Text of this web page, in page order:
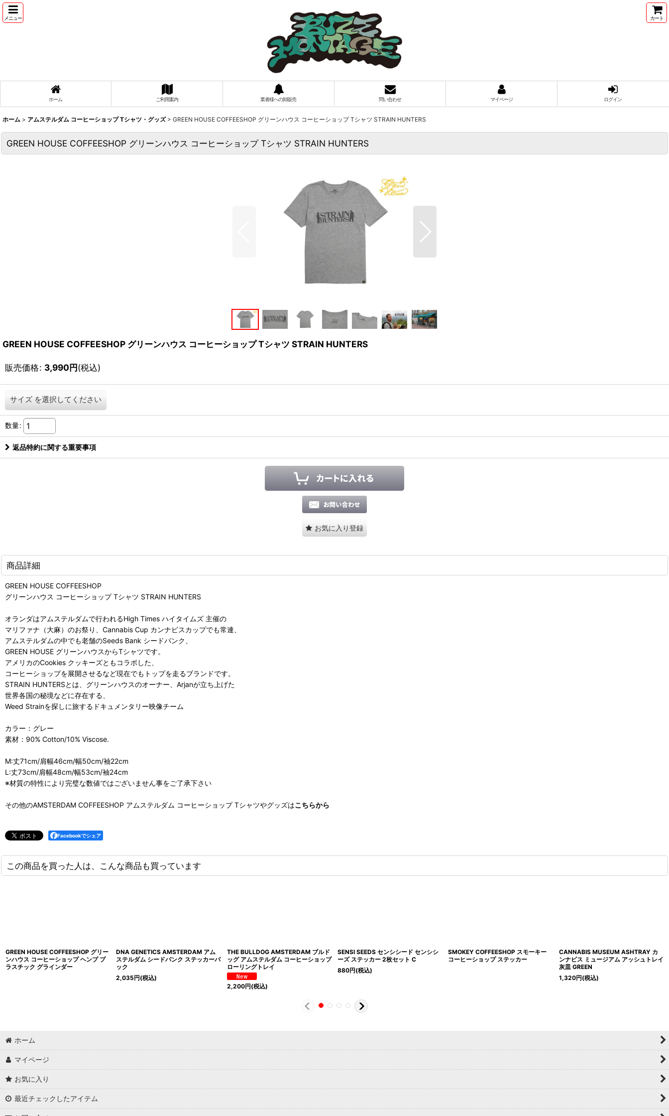
メニュー カート
ホーム ご利用案内 業者様への卸販売 問い合わせ マイページ ログイン
ホーム > アムステルダム コーヒーショップ Tシャツ・グッズ > GREEN HOUSE COFFEESHOP グリーンハウス コーヒーショップ Tシャツ STRAIN HUNTERS
GREEN HOUSE COFFEESHOP グリーンハウス コーヒーショップ Tシャツ STRAIN HUNTERS
GREEN HOUSE COFFEESHOP グリーンハウス コーヒーショップ Tシャツ STRAIN HUNTERS
販売価格: 3,990円(税込)
サイズ を選択してください
数量:
返品特約に関する重要事項
お気に入り登録
商品詳細
GREEN HOUSE COFFEESHOP
グリーンハウス コーヒーショップ Tシャツ STRAIN HUNTERS
オランダはアムステルダムで行われるHigh Times ハイタイムズ 主催の
マリファナ（大麻）のお祭り、Cannabis Cup カンナビスカップでも常連、
アムステルダムの中でも老舗のSeeds Bank シードバンク、
GREEN HOUSE グリーンハウスからTシャツです。
アメリカのCookies クッキーズともコラボした、
コーヒーショップを展開させるなど現在でもトップを走るブランドです。
STRAIN HUNTERSとは、グリーンハウスのオーナー、Arjanが立ち上げた
世界各国の秘境などに存在する、
Weed Strainを探しに旅するドキュメンタリー映像チーム
カラー：グレー
素材：90% Cotton/10% Viscose.
M:丈71cm/肩幅46cm/幅50cm/袖22cm
L:丈73cm/肩幅48cm/幅53cm/袖24cm
※材質の特性により完璧な数値ではございません事をご了承下さい
その他のAMSTERDAM COFFEESHOP アムステルダム コーヒーショップ Tシャツやグッズはこちらから
Facebookでシェア
この商品を買った人は、こんな商品も買っています
GREEN HOUSE COFFEESHOP グリー
ンハウス コーヒーショップ ヘンプ プ
ラスチック グラインダー
DNA GENETICS AMSTERDAM アム
ステルダム シードバンク ステッカーパ
ック
2,035円(税込)
THE BULLDOG AMSTERDAM ブルド
ッグ アムステルダム コーヒーショップ
ローリングトレイ
2,200円(税込)
SENSI SEEDS センシシード センシシ
ーズ ステッカー 2枚セット C
880円(税込)
SMOKEY COFFEESHOP スモーキー
コーヒーショップ ステッカー
CANNABIS MUSEUM ASHTRAY カ
ンナビス ミュージアム アッシュトレイ
灰皿 GREEN
1,320円(税込)
ホーム
マイページ
お気に入り
最近チェックしたアイテム